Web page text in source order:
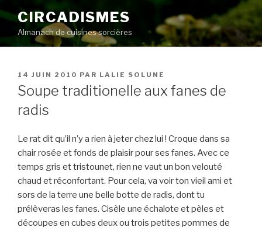
au
contenu
principal
CIRCADISMES
Almanach de cuisines sorcières
PUBLIÉ
LE
14 JUIN 2010 PAR LALIE SOLUNE
Soupe traditionelle aux fanes de
radis
Le rat dit qu’il n’y a rien à jeter chez lui ! Croque dans sa
chair rosée et fonds de plaisir pour ses fanes. Avec ce
temps gris et tristounet, rien ne vaut un bon velouté
chaud et réconfortant. Pour cela, va voir ton vieil ami et
sors de la terre une belle botte de radis, dont tu
prélèveras les fanes. Cisèle une échalote et pèles et
découpes en cubes deux ou trois petites pommes de